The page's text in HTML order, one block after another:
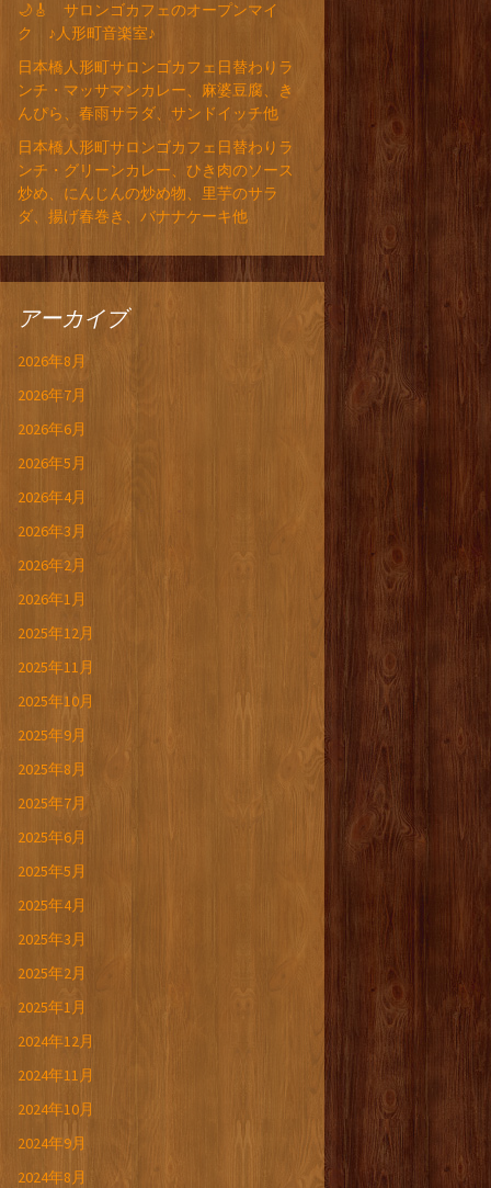
🌙🎸 サロンゴカフェのオープンマイ
ク ♪人形町音楽室♪
日本橋人形町サロンゴカフェ日替わりラ
ンチ・マッサマンカレー、麻婆豆腐、き
んぴら、春雨サラダ、サンドイッチ他
日本橋人形町サロンゴカフェ日替わりラ
ンチ・グリーンカレー、ひき肉のソース
炒め、にんじんの炒め物、里芋のサラ
ダ、揚げ春巻き、バナナケーキ他
アーカイブ
2026年8月
2026年7月
2026年6月
2026年5月
2026年4月
2026年3月
2026年2月
2026年1月
2025年12月
2025年11月
2025年10月
2025年9月
2025年8月
2025年7月
2025年6月
2025年5月
2025年4月
2025年3月
2025年2月
2025年1月
2024年12月
2024年11月
2024年10月
2024年9月
2024年8月